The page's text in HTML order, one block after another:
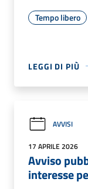
Tempo libero
LEGGI DI PIÙ
AVVISI
17 APRILE 2026
Avviso
interesse